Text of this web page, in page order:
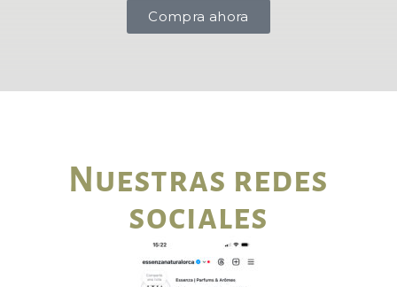
Compra ahora
Nuestras redes
sociales